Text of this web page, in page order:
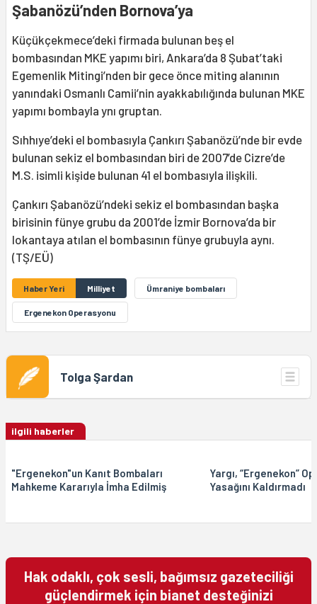
Şabanözü’nden Bornova’ya
Küçükçekmece’deki firmada bulunan beş el
bombasından MKE yapımı biri, Ankara’da 8 Şubat’taki
Egemenlik Mitingi’nden bir gece önce miting alanının
yanındaki Osmanlı Camii’nin ayakkabılığında bulunan MKE
yapımı bombayla ynı gruptan.
Sıhhıye’deki el bombasıyla Çankırı Şabanözü’nde bir evde
bulunan sekiz el bombasından biri de 2007’de Cizre’de
M.S. isimli kişide bulunan 41 el bombasıyla ilişkili.
Çankırı Şabanözü’ndeki sekiz el bombasından başka
birisinin fünye grubu da 2001’de İzmir Bornova’da bir
lokantaya atılan el bombasının fünye grubuyla aynı.
(TŞ/EÜ)
Haber Yeri Milliyet Ümraniye bombaları
Ergenekon Operasyonu
Tolga Şardan
ilgili haberler
"Ergenekon"un Kanıt Bombaları
Mahkeme Kararıyla İmha Edilmiş
Yargı, “Ergenekon”
Yasağını Kaldırmadı
Hak odaklı, çok sesli, bağımsız gazeteciliği
güçlendirmek için bianet desteğinizi